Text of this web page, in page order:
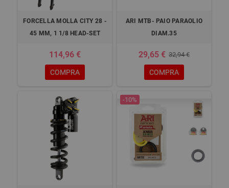
FORCELLA MOLLA CITY 28 -
45 MM, 1 1/8 HEAD-SET
114,96 €
COMPRA
ARI MTB- PAIO PARAOLIO
DIAM.35
29,65 € 32,94 €
COMPRA
-10%